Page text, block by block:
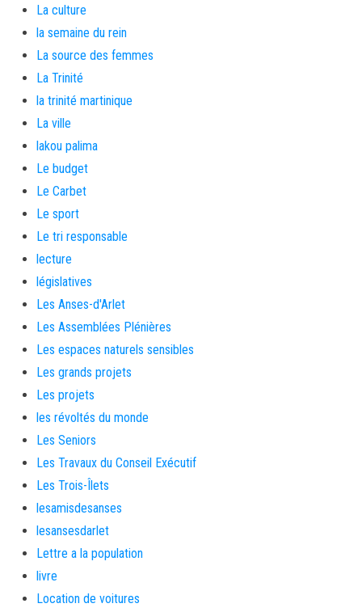
La culture
la semaine du rein
La source des femmes
La Trinité
la trinité martinique
La ville
lakou palima
Le budget
Le Carbet
Le sport
Le tri responsable
lecture
législatives
Les Anses-d'Arlet
Les Assemblées Plénières
Les espaces naturels sensibles
Les grands projets
Les projets
les révoltés du monde
Les Seniors
Les Travaux du Conseil Exécutif
Les Trois-Îlets
lesamisdesanses
lesansesdarlet
Lettre a la population
livre
Location de voitures